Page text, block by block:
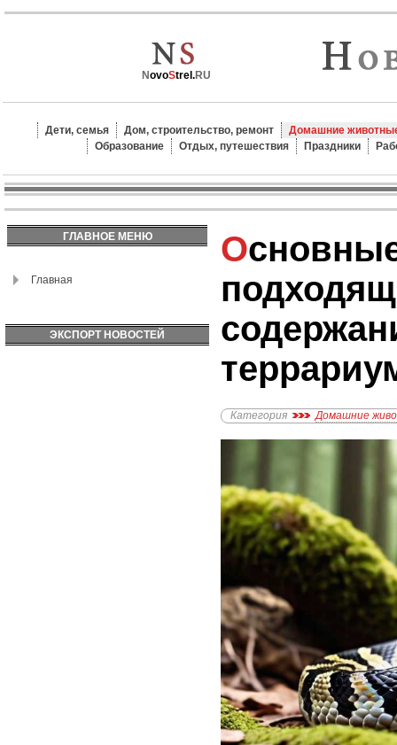
NovoStrel.RU
Дети, семья Дом, строительство, ремонт
Домашние
Образование
Отдых, путешествия Праздники
ГЛАВНОЕ МЕНЮ
Главная
ЭКСПОРТ НОВОСТЕЙ
Основные виды змей,
Категория Домашние